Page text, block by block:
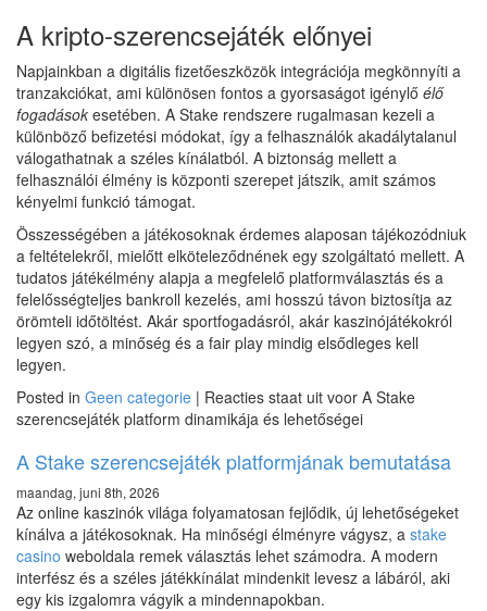
A kripto-szerencsejáték előnyei
Napjainkban a digitális fizetőeszközök integrációja megkönnyíti a
tranzakciókat, ami különösen fontos a gyorsaságot igénylő élő
fogadások esetében. A Stake rendszere rugalmasan kezeli a
különböző befizetési módokat, így a felhasználók akadálytalanul
válogathatnak a széles kínálatból. A biztonság mellett a
felhasználói élmény is központi szerepet játszik, amit számos
kényelmi funkció támogat.
Összességében a játékosoknak érdemes alaposan tájékozódniuk
a feltételekről, mielőtt elköteleződnének egy szolgáltató mellett. A
tudatos játékélmény alapja a megfelelő platformválasztás és a
felelősségteljes bankroll kezelés, ami hosszú távon biztosítja az
örömteli időtöltést. Akár sportfogadásról, akár kaszinójátékokról
legyen szó, a minőség és a fair play mindig elsődleges kell
legyen.
Posted in Geen categorie | Reacties staat uit voor A Stake
szerencsejáték platform dinamikája és lehetőségei
A Stake szerencsejáték platformjának bemutatása
maandag, juni 8th, 2026
Az online kaszinók világa folyamatosan fejlődik, új lehetőségeket
kínálva a játékosoknak. Ha minőségi élményre vágysz, a stake
casino weboldala remek választás lehet számodra. A modern
interfész és a széles játékkínálat mindenkit levesz a lábáról, aki
egy kis izgalomra vágyik a mindennapokban.